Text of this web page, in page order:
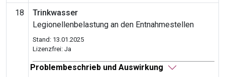
18
Trinkwasser
Legionellenbelastung an den Entnahmestellen
Stand: 13.01.2025
Lizenzfrei: Ja
Problembeschrieb und Auswirkung